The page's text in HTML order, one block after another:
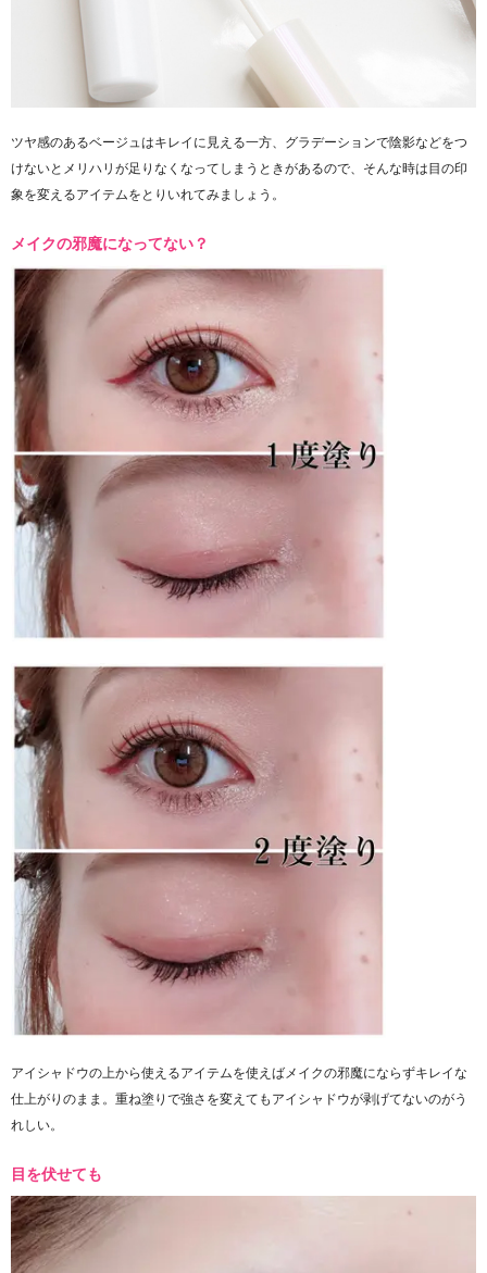
ツヤ感のあるベージュはキレイに見える一方、グラデーションで陰影などをつ
けないとメリハリが足りなくなってしまうときがあるので、そんな時は目の印
象を変えるアイテムをとりいれてみましょう。
メイクの邪魔になってない？
アイシャドウの上から使えるアイテムを使えばメイクの邪魔にならずキレイな
仕上がりのまま。重ね塗りで強さを変えてもアイシャドウが剥げてないのがう
れしい。
目を伏せても